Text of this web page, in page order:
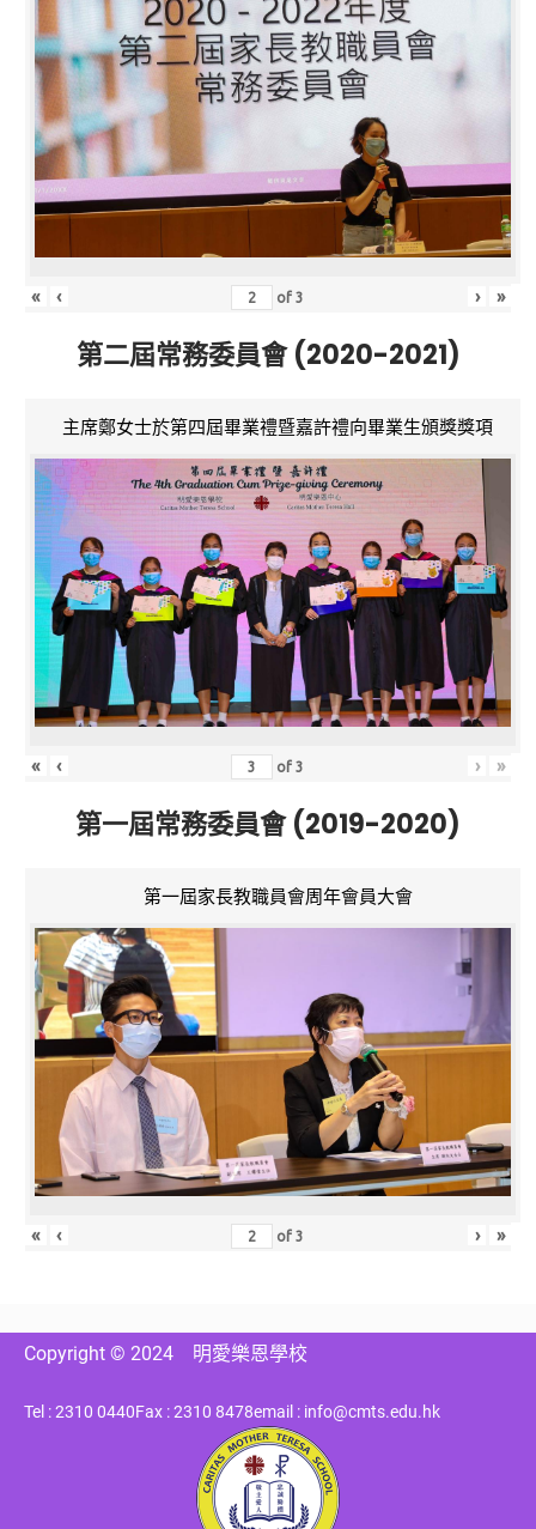
« ‹ of3 › »
第二屆常務委員會 (2020-2021)
主席鄭女士於第四屆畢業禮暨嘉許禮向畢業生頒獎獎項
« ‹ of3 › »
第一屆常務委員會 (2019-2020)
第一屆家長教職員會周年會員大會
« ‹ of3 › »
Copyright © 2024 明愛樂恩學校
Tel : 2310 0440Fax : 2310 8478email : info@cmts.edu.hk